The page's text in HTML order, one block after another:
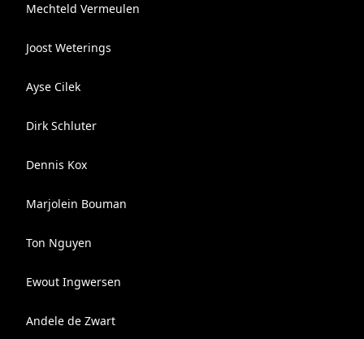
Mechteld Vermeulen
Joost Weterings
Ayse Cilek
Dirk Schluter
Dennis Kox
Marjolein Bouman
Ton Nguyen
Ewout Ingwersen
Andele de Zwart